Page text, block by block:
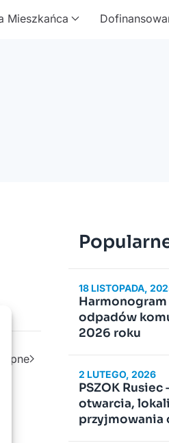
Mieszkańca
18 LISTOPADA,
odpadów
2026 roku
2 LUTEGO, 2026
PSZOK Rusiec
otwarcia,
przyjmowania